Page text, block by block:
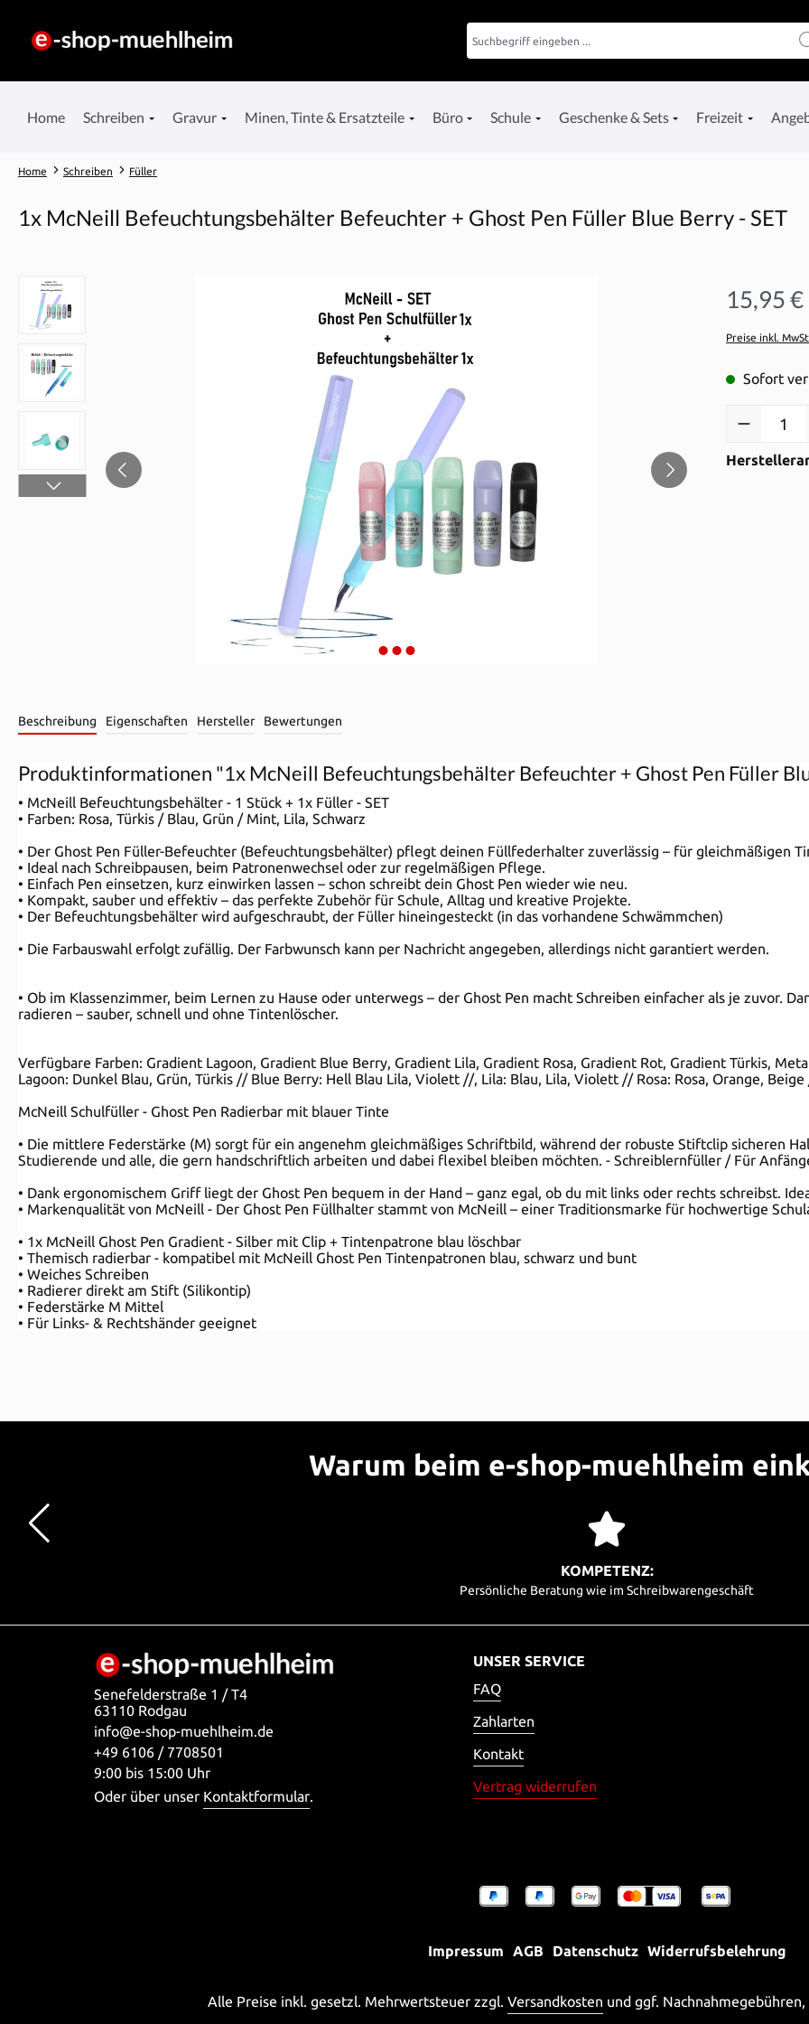
Home Schreiben Gravur Minen, Tinte & Ersatzteile Büro Schule Geschenke & Sets Freizeit
Home Schreiben Füller
1x McNeill Befeuchtungsbehälter Befeuchter + Ghost Pen Füller Blue Berry - SET
Bildergalerie überspringen
15,95 €
Preise inkl.
Sofort
Produkt
Beschreibung Eigenschaften Hersteller Bewertungen
Produktinformationen "1x McNeill Befeuchtungsbehälter Befeuchter + Ghost Pen Füller
• McNeill Befeuchtungsbehälter - 1 Stück + 1x Füller - SET
• Farben: Rosa, Türkis / Blau, Grün / Mint, Lila, Schwarz
• Der Ghost Pen Füller-Befeuchter (Befeuchtungsbehälter) pflegt deinen Füllfederhalter zuverlässig – für gleichmäßigen
• Ideal nach Schreibpausen, beim Patronenwechsel oder zur regelmäßigen Pflege.
• Einfach Pen einsetzen, kurz einwirken lassen – schon schreibt dein Ghost Pen wieder wie neu.
• Kompakt, sauber und effektiv – das perfekte Zubehör für Schule, Alltag und kreative Projekte.
• Der Befeuchtungsbehälter wird aufgeschraubt, der Füller hineingesteckt (in das vorhandene Schwämmchen)
• Die Farbauswahl erfolgt zufällig. Der Farbwunsch kann per Nachricht angegeben, allerdings nicht garantiert werden.
• Ob im Klassenzimmer, beim Lernen zu Hause oder unterwegs – der Ghost Pen macht Schreiben einfacher als je zuvor.
radieren – sauber, schnell und ohne Tintenlöscher.
Verfügbare Farben: Gradient Lagoon, Gradient Blue Berry, Gradient Lila, Gradient Rosa, Gradient Rot, Gradient Türkis,
Lagoon: Dunkel Blau, Grün, Türkis // Blue Berry: Hell Blau Lila, Violett //, Lila: Blau, Lila, Violett // Rosa: Rosa, Orange,
McNeill Schulfüller - Ghost Pen Radierbar mit blauer Tinte
• Die mittlere Federstärke (M) sorgt für ein angenehm gleichmäßiges Schriftbild, während der robuste Stiftclip sicheren
Studierende und alle, die gern handschriftlich arbeiten und dabei flexibel bleiben möchten. - Schreiblernfüller / Für
• Dank ergonomischem Griff liegt der Ghost Pen bequem in der Hand – ganz egal, ob du mit links oder rechts schreibst.
• Markenqualität von McNeill - Der Ghost Pen Füllhalter stammt von McNeill – einer Traditionsmarke für hochwertige
• 1x McNeill Ghost Pen Gradient - Silber mit Clip + Tintenpatrone blau löschbar
• Themisch radierbar - kompatibel mit McNeill Ghost Pen Tintenpatronen blau, schwarz und bunt
• Weiches Schreiben
• Radierer direkt am Stift (Silikontip)
• Federstärke M Mittel
• Für Links- & Rechtshänder geeignet
Warum beim e-shop-muehlheim
KOMPETENZ:
Persönliche Beratung wie im Schreibwarengeschäft
Senefelderstraße 1 / T4
63110 Rodgau
info@e-shop-muehlheim.de
+49 6106 / 7708501
9:00 bis 15:00 Uhr
Oder über unser Kontaktformular.
UNSER SERVICE
FAQ
Zahlarten
Kontakt
Vertrag widerrufen
Impressum AGB Datenschutz Widerrufsbelehrung
Alle Preise inkl. gesetzl. Mehrwertsteuer zzgl. Versandkosten und ggf.